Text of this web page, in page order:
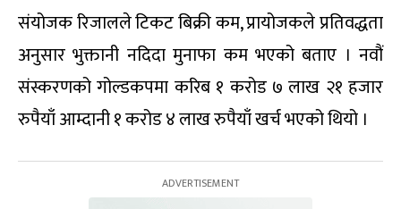
संयोजक रिजालले टिकट बिक्री कम, प्रायोजकले प्रतिवद्धता
अनुसार भुक्तानी नदिदा मुनाफा कम भएको बताए । नवौं
संस्करणको गोल्डकपमा करिब १ करोड ७ लाख २१ हजार
रुपैयाँ आम्दानी १ करोड ४ लाख रुपैयाँ खर्च भएको थियो ।